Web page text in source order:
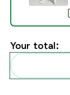
Your total: